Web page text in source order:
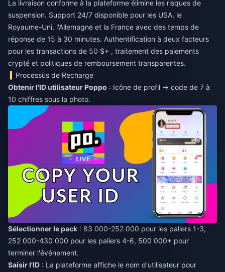
La livraison conforme à la plateforme élimine les risques de
suspension. Support 24/7 disponible pour les USA, le
Royaume-Uni, l'Allemagne et la France avec des temps de
réponse de 15 à 30 minutes. Authentification à deux facteurs
pour les transactions de 50 $+ , traitement des paiements
crypté et politiques de remboursement transparentes.
Processus de Recharge
Obtenir l'ID utilisateur Poppo : Icône de profil → code de 7 à
10 chiffres sous la photo.
Sélectionner le pack : 83 000-252 000 pour les paliers 1-3,
252 000-430 000 pour les paliers 4-6, 500 000+ pour
terminer l'événement.
Saisir l'ID : La plateforme affiche le nom d'utilisateur pour